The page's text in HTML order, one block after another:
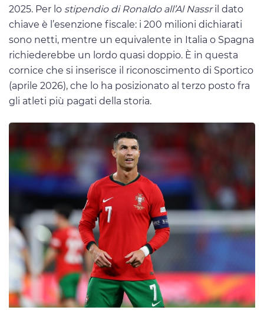
2025. Per lo stipendio di Ronaldo all’Al Nassril dato
chiave è l’esenzione fiscale: i 200 milioni dichiarati
sono netti, mentre un equivalente in Italia o Spagna
richiederebbe un lordo quasi doppio. È in questa
cornice che si inserisce il riconoscimento di Sportico
(aprile 2026), che lo ha posizionato al terzo posto fra
gli atleti più pagati della storia.